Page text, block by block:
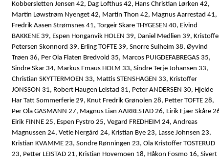
Kobbersletten Jensen 42, Dag Lofthus 42, Hans Christian Lørken 42,
Martin Løwstrøm Nyenget 42, Martin Thon 42, Magnus Aarrestad 41,
Fredrik Aasen Strømsnes 41, Torgeir Skare THYGESEN 40, Eivind
BAKKENE 39, Espen Honganvik HOLEN 39, Daniel Medlien 39,
Petersen Skonnord 39, Erling TOFTE 39, Snorre Sulheim 38, Øyvind
Trøen 36, Per Ola Flaten Bredvold 35, Marcos PUIGDEFABREGAS 35,
Sindre Skar 34, Markus Emaus HOLM 33, Sindre Terje Johansen 33,
Christian SKYTTERMOEN 33, Mattis STENSHAGEN 33, Kristoffer
JONSSON 31, Robert Haugen Leistad 31, Peter ANDERSEN 30, Hjelde
Har Tatt Sommerferie 29, Knut Fredrik Grønolen 28, Petter TOFTE 28,
Per Ola GASMANN 27, Magnus Lian AARRESTAD 26, Eirik Fjær Skåre
Eirik FINNE 25, Espen Fystro 25, Vegard FREDHEIM 24, Andreas
Magnussen 24, Vetle Nergård 24, Kristian Bye 23, Lasse Johnsen 23,
Kristian KVAMME 23, Sondre Rønningen 23, Ola Kristoffer TOSTERUD
23, Petter LEISTAD 21, Kristian Hovemoen 18, Håkon Fosmo 16, Sivert